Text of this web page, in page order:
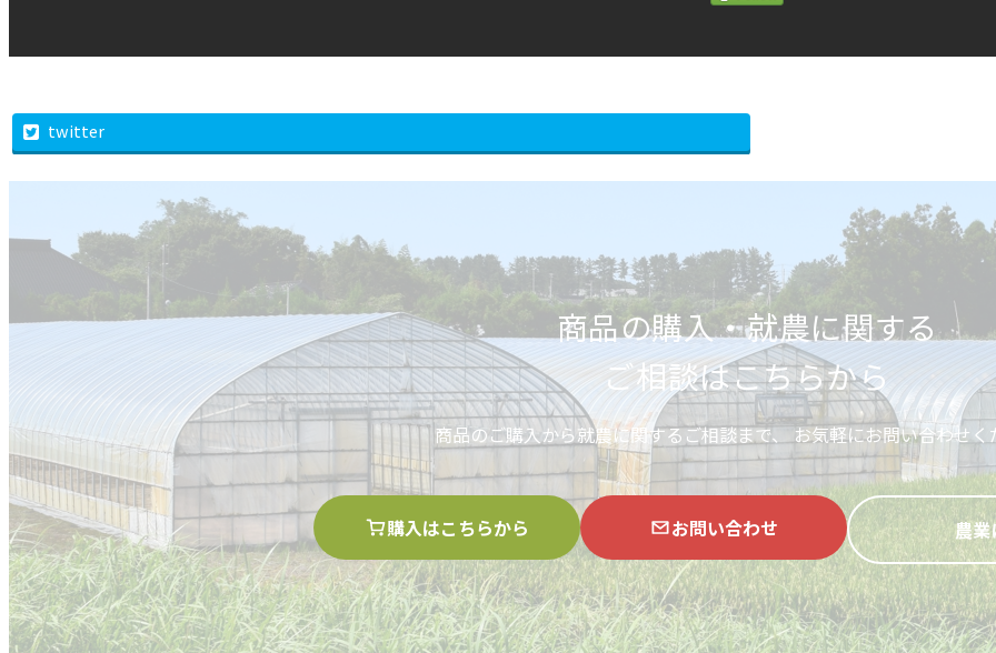
twitter
商品の購入・就農に関する
ご相談はこちらから
商品のご購入から就農に関するご相談まで、お気軽にお問い合わせく
購入はこちらから お問い合わせ 農業